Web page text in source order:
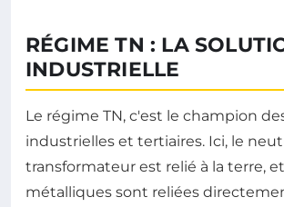
RÉGIME TN : LA
INDUSTRIELLE
Le régime TN, c'est le champion
industrielles et tertiaires. Ici, le
transformateur est relié à la terre,
métalliques sont reliées